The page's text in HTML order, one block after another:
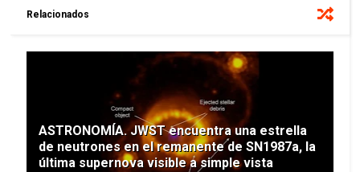
Relacionados
ASTRONOMÍA. JWST encuentra una estrella
de neutrones en el remanente de SN1987a, la
última supernova visible a simple vista